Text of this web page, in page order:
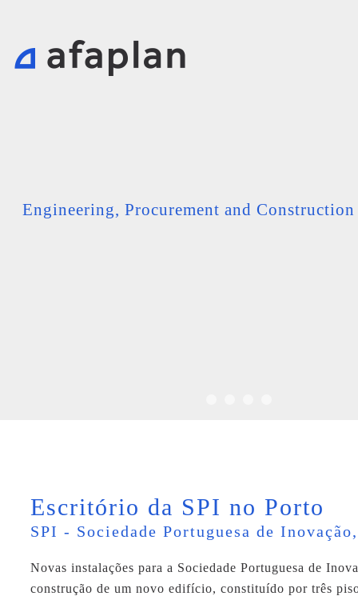
Engineering, Procurement and Construction
Escritório da SPI no Porto
SPI - Sociedade Portuguesa de
Novas instalações para a Sociedade Portuguesa de
construção de um novo edifício, constituído por três